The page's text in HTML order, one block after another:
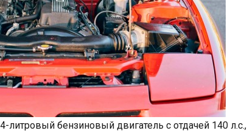
литровый бензиновый двигатель с отдачей 140 л.с.,